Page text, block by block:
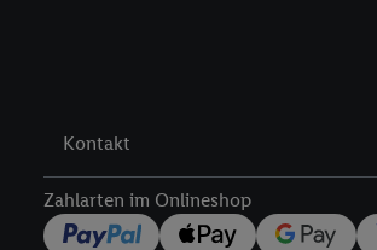
Kontakt
Zahlarten im Onlineshop